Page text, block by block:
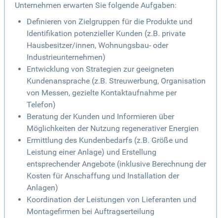
Unternehmen erwarten Sie folgende Aufgaben:
Definieren von Zielgruppen für die Produkte und
Identifikation potenzieller Kunden (z.B. private
Hausbesitzer/innen, Wohnungsbau- oder
Industrieunternehmen)
Entwicklung von Strategien zur geeigneten
Kundenansprache (z.B. Streuwerbung, Organisation
von Messen, gezielte Kontaktaufnahme per
Telefon)
Beratung der Kunden und Informieren über
Möglichkeiten der Nutzung regenerativer Energien
Ermittlung des Kundenbedarfs (z.B. Größe und
Leistung einer Anlage) und Erstellung
entsprechender Angebote (inklusive Berechnung der
Kosten für Anschaffung und Installation der
Anlagen)
Koordination der Leistungen von Lieferanten und
Montagefirmen bei Auftragserteilung